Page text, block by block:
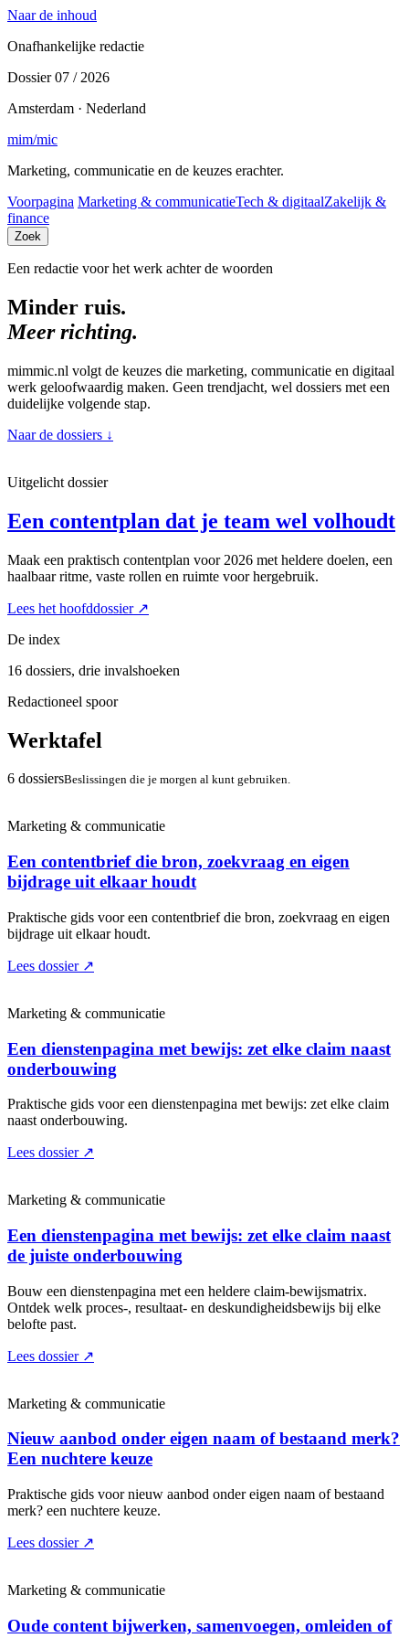
Naar de inhoud
Onafhankelijke redactie
Dossier 07 / 2026
Amsterdam · Nederland
mim/mic
Marketing, communicatie en de keuzes erachter.
Voorpagina Marketing & communicatieTech & digitaalZakelijk &
finance
Zoek
Een redactie voor het werk achter de woorden
Minder ruis.
Meer richting.
mimmic.nl volgt de keuzes die marketing, communicatie en digitaal
werk geloofwaardig maken. Geen trendjacht, wel dossiers met een
duidelijke volgende stap.
Naar de dossiers ↓
Uitgelicht dossier
Een contentplan dat je team wel volhoudt
Maak een praktisch contentplan voor 2026 met heldere doelen, een
haalbaar ritme, vaste rollen en ruimte voor hergebruik.
Lees het hoofddossier ↗
De index
16 dossiers, drie invalshoeken
Redactioneel spoor
Werktafel
6 dossiersBeslissingen die je morgen al kunt gebruiken.
Marketing & communicatie
Een contentbrief die bron, zoekvraag en eigen
bijdrage uit elkaar houdt
Praktische gids voor een contentbrief die bron, zoekvraag en eigen
bijdrage uit elkaar houdt.
Lees dossier ↗
Marketing & communicatie
Een dienstenpagina met bewijs: zet elke claim naast
onderbouwing
Praktische gids voor een dienstenpagina met bewijs: zet elke claim
naast onderbouwing.
Lees dossier ↗
Marketing & communicatie
Een dienstenpagina met bewijs: zet elke claim naast
de juiste onderbouwing
Bouw een dienstenpagina met een heldere claim-bewijsmatrix.
Ontdek welk proces-, resultaat- en deskundigheidsbewijs bij elke
belofte past.
Lees dossier ↗
Marketing & communicatie
Nieuw aanbod onder eigen naam of bestaand merk?
Een nuchtere keuze
Praktische gids voor nieuw aanbod onder eigen naam of bestaand
merk? een nuchtere keuze.
Lees dossier ↗
Marketing & communicatie
Oude content bijwerken, samenvoegen, omleiden of